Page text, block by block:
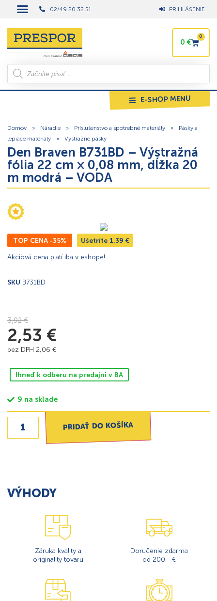
02/49 20 32 51 PRIHLÁSENIE
0 €
0
E-SHOP MENU
Domov » Náradie » Príslušenstvo a spotrebné materiály »
Pásky a
lepiace materiály
» Výstražné pásky
Den Braven B731BD – Výstražná
fólia 22 cm × 0,08 mm, dĺžka 20
m modrá – VODA
TOP CENA -35% Ušetríte 1,39 €
Akciová cena platí iba v eshope!
SKU B731BD
3,92€
2,53 €
bez DPH 2,06 €
Ihneď k odberu na predajni v BA
9 na sklade
PRIDAŤ DO KOŠÍKA
VÝHODY
Záruka kvality a
originality tovaru
Doručenie zdarma
od 200,- €